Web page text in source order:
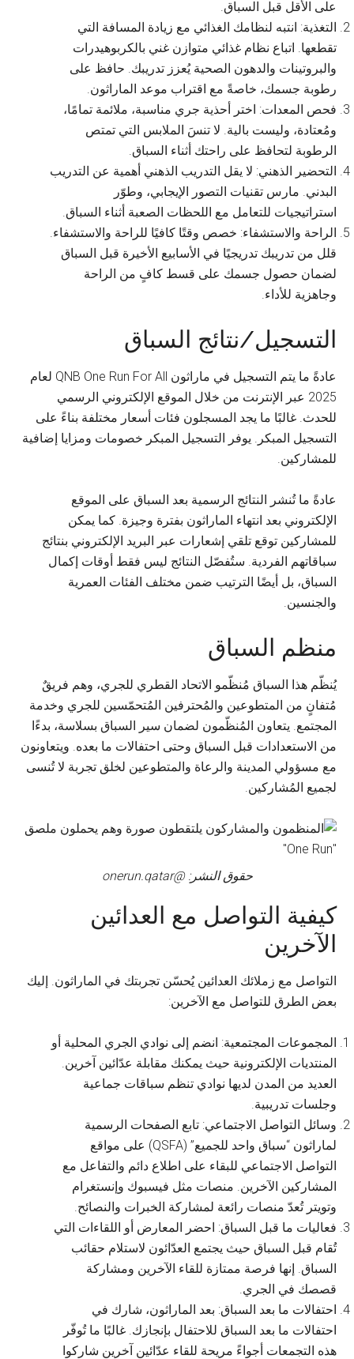
على الأقل قبل السباق.
التغذية: انتبه لنظامك الغذائي مع زيادة المسافة التي
تقطعها. اتباع نظام غذائي متوازن غني بالكربوهيدرات
والبروتينات والدهون الصحية يُعزز تدريبك. حافظ على
رطوبة جسمك، خاصةً مع اقتراب موعد الماراثون.
فحص المعدات: اختر أحذية جري مناسبة، ملائمة تمامًا،
ومُعتادة، وليست بالية. لا تنسَ الملابس التي تمتص
الرطوبة لتحافظ على راحتك أثناء السباق.
التحضير الذهني: لا يقل التدريب الذهني أهمية عن التدريب
البدني. مارس تقنيات التصور الإيجابي، وطوّر
استراتيجيات للتعامل مع اللحظات الصعبة أثناء السباق.
الراحة والاستشفاء: خصص وقتًا كافيًا للراحة والاستشفاء.
قلل من تدريبك تدريجيًا في الأسابيع الأخيرة قبل السباق
لضمان حصول جسمك على قسط كافٍ من الراحة
وجاهزية للأداء.
التسجيل/نتائج السباق
عادةً ما يتم التسجيل في ماراثون QNB One Run For All لعام
2025 عبر الإنترنت من خلال الموقع الإلكتروني الرسمي
للحدث. غالبًا ما يجد المسجلون فئات أسعار مختلفة بناءً على
التسجيل المبكر. يوفر التسجيل المبكر خصومات ومزايا إضافية
للمشاركين.
عادةً ما تُنشر النتائج الرسمية بعد السباق على الموقع
الإلكتروني بعد انتهاء الماراثون بفترة وجيزة. كما يمكن
للمشاركين توقع تلقي إشعارات عبر البريد الإلكتروني بنتائج
سباقاتهم الفردية. ستُفصّل النتائج ليس فقط أوقات إكمال
السباق، بل أيضًا الترتيب ضمن مختلف الفئات العمرية
والجنسين.
منظم السباق
يُنظّم هذا السباق مُنظّمو الاتحاد القطري للجري، وهم فريقٌ
مُتفانٍ من المتطوعين والمُحترفين المُتحمّسين للجري وخدمة
المجتمع. يتعاون المُنظّمون لضمان سير السباق بسلاسة، بدءًا
من الاستعدادات قبل السباق وحتى احتفالات ما بعده. ويتعاونون
مع مسؤولي المدينة والرعاة والمتطوعين لخلق تجربة لا تُنسى
لجميع المُشاركين.
حقوق النشر: @onerun.qatar
كيفية التواصل مع العدائين
الآخرين
التواصل مع زملائك العدائين يُحسّن تجربتك في الماراثون. إليك
بعض الطرق للتواصل مع الآخرين:
المجموعات المجتمعية: انضم إلى نوادي الجري المحلية أو
المنتديات الإلكترونية حيث يمكنك مقابلة عدّائين آخرين.
العديد من المدن لديها نوادي تنظم سباقات جماعية
وجلسات تدريبية.
وسائل التواصل الاجتماعي: تابع الصفحات الرسمية
لماراثون “سباق واحد للجميع” (QSFA) على مواقع
التواصل الاجتماعي للبقاء على اطلاع دائم والتفاعل مع
المشاركين الآخرين. منصات مثل فيسبوك وإنستغرام
وتويتر تُعدّ منصات رائعة لمشاركة الخبرات والنصائح.
فعاليات ما قبل السباق: احضر المعارض أو اللقاءات التي
تُقام قبل السباق حيث يجتمع العدّائون لاستلام حقائب
السباق. إنها فرصة ممتازة للقاء الآخرين ومشاركة
قصصك في الجري.
احتفالات ما بعد السباق: بعد الماراثون، شارك في
احتفالات ما بعد السباق للاحتفال بإنجازك. غالبًا ما تُوفّر
هذه التجمعات أجواءً مريحة للقاء عدّائين آخرين شاركوا